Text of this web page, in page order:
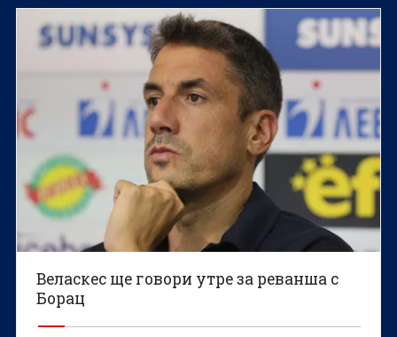
Шампионската лига.
Веласкес ще говори утре за реванша с
Борац